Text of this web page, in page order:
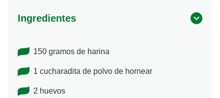
Ingredientes
150 gramos de harina
1 cucharadita de polvo de hornear
2 huevos